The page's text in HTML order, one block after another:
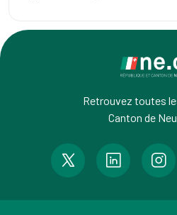
Retrouvez toutes
Canton de